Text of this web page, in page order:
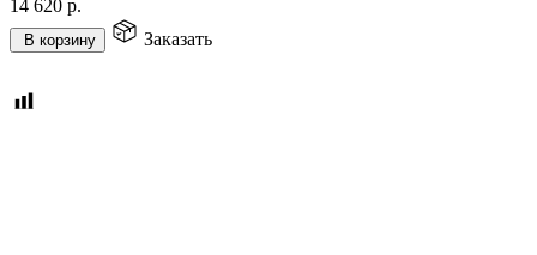
14 620 р.
В корзину Заказать